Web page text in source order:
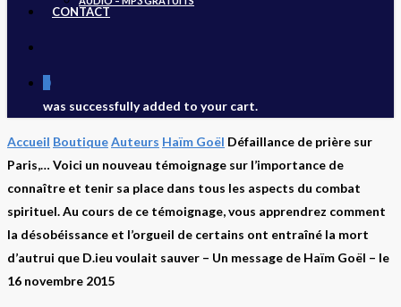
CONTACT
was successfully added to your cart.
Accueil BoutiqueAuteurs Haïm Goël Défaillance de prière sur
Paris,… Voici un nouveau témoignage sur l’importance de
connaître et tenir sa place dans tous les aspects du combat
spirituel. Au cours de ce témoignage, vous apprendrez comment
la désobéissance et l’orgueil de certains ont entraîné la mort
d’autrui que D.ieu voulait sauver – Un message de Haïm Goël – le
16 novembre 2015